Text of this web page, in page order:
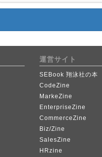
運営サイト
SEBook 翔泳社の本
CodeZine
MarkeZine
EnterpriseZine
CommerceZine
Biz/Zine
SalesZine
HRzine